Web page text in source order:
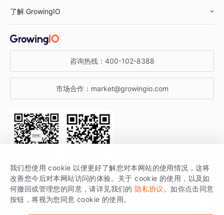
汽车行业
金融行业
智能运营
获客分析
增长公开课
增长博客
开发者文档
SDK 文档
场景指南
了解 GrowingIO
关于 GrowingIO
增长大会
行业活动
咨询热线： 400-102-8388
市场合作： market@growingio.com
关注公众号 获取更多干货
GrowingIO 是专注于数据智能分析与增长的品牌，核心平台为 GrowingIO
分析云。
我们想使用 cookie 以便更好了解您对本网站的使用情况，这将
改善您今后对本网站访问的体验。关于 cookie 的使用，以及如
何撤回或管理您的同意，请详见我们的 隐私协议 。如你点击同意
按钮，将视为您同意 cookie 的使用。